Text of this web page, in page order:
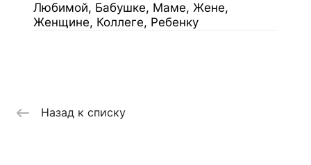
Любимой, Бабушке, Маме, Жене,
Женщине, Коллеге, Ребенку
Назад к списку